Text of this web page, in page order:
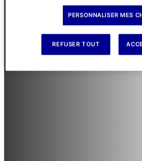
PERSONNALISER MES
REFUSER TOUT